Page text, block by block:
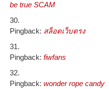
be true SCAM
Pingback: สล็อตเว็บตรง
Pingback: fiwfans
Pingback: wonder rope candy